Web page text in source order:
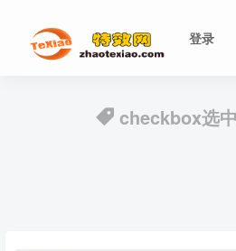
登录
checkbox选